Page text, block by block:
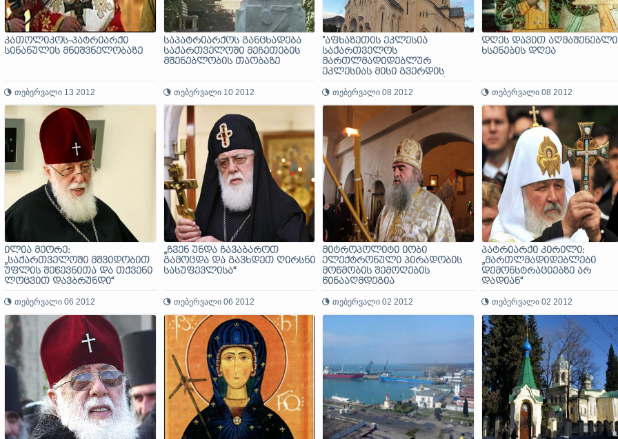
კათოლიკოს-პატრიარქი
სინანულის მნიშვნელობაზე
თებერვალი 13 2012
საპატრიარქოს განცხადება
საქართველოში მეჩეთების
მშენებლობის თაობაზე
თებერვალი 10 2012
"აფხაზეთის ეკლესია
საქართველოს
მართლმადიდებლურ
ეკლესიას მისი გვერდის
თებერვალი 08 2012
დღეს დავით
ხსენების დღეა
თებერვალი 08 2012
ილია მეორე:
„საქართველოში მშვიდობით
უფლის შეწევნითა და თქვენი
ლოცვით დავბრუნდი“
თებერვალი 06 2012
„ჩვენ უნდა ჩავაბაროთ
გამოცდა და გავხდეთ ღირსნი
სასუფევლისა“
თებერვალი 06 2012
მიტროპოლიტი იობი
ელექტრონული პირადობის
მოწმობის შემოღების
წინააღმდეგია
თებერვალი 02 2012
პატრიარქი კირილი:
„მართლმადიდებლები
დემონსტრაციებზე არ
დადიან“
თებერვალი 02 2012